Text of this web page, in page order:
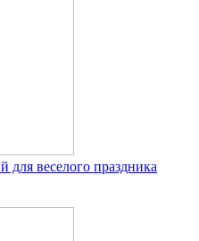
веселого праздника